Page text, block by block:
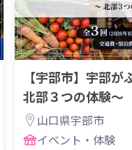
【宇部市】宇部
北部３つの体験〜
山口県宇部市
イベント・体験